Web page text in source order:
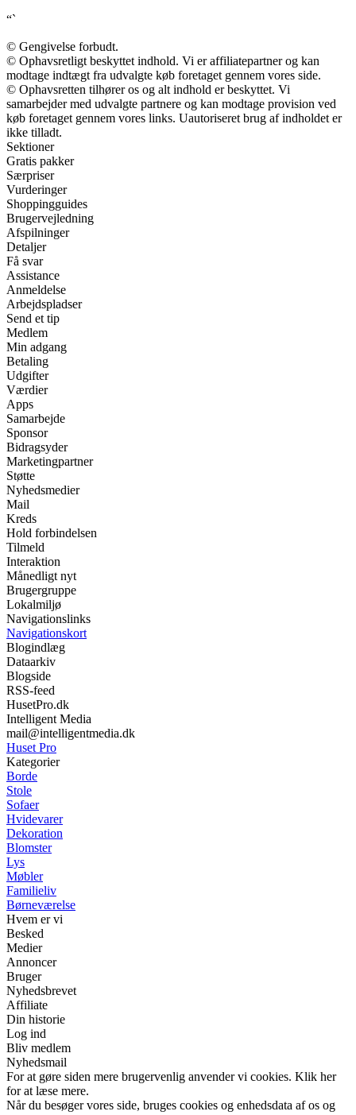
“`
© Gengivelse forbudt.
© Ophavsretligt beskyttet indhold. Vi er affiliatepartner og kan
modtage indtægt fra udvalgte køb foretaget gennem vores side.
© Ophavsretten tilhører os og alt indhold er beskyttet. Vi
samarbejder med udvalgte partnere og kan modtage provision ved
køb foretaget gennem vores links. Uautoriseret brug af indholdet er
ikke tilladt.
Sektioner
Gratis pakker
Særpriser
Vurderinger
Shoppingguides
Brugervejledning
Afspilninger
Detaljer
Få svar
Assistance
Anmeldelse
Arbejdspladser
Send et tip
Medlem
Min adgang
Betaling
Udgifter
Værdier
Apps
Samarbejde
Sponsor
Bidragsyder
Marketingpartner
Støtte
Nyhedsmedier
Mail
Kreds
Hold forbindelsen
Tilmeld
Interaktion
Månedligt nyt
Brugergruppe
Lokalmiljø
Navigationslinks
Navigationskort
Blogindlæg
Dataarkiv
Blogside
RSS-feed
HusetPro.dk
Intelligent Media
mail@intelligentmedia.dk
Huset Pro
Kategorier
Borde
Stole
Sofaer
Hvidevarer
Dekoration
Blomster
Lys
Møbler
Familieliv
Børneværelse
Hvem er vi
Besked
Medier
Annoncer
Bruger
Nyhedsbrevet
Affiliate
Din historie
Log ind
Bliv medlem
Nyhedsmail
For at gøre siden mere brugervenlig anvender vi cookies. Klik her
for at læse mere.
Når du besøger vores side, bruges cookies og enhedsdata af os og